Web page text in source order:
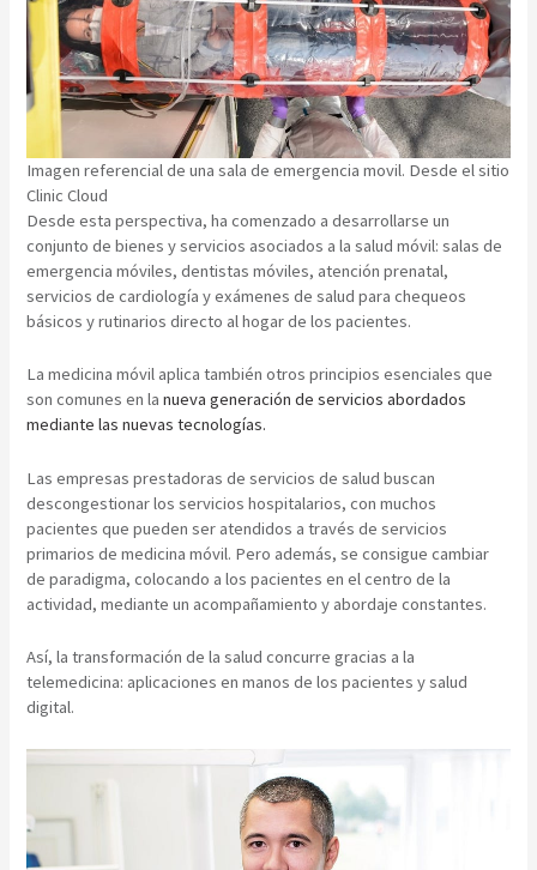
Imagen referencial de una sala de emergencia movil. Desde el sitio
Clinic Cloud
Desde esta perspectiva, ha comenzado a desarrollarse un
conjunto de bienes y servicios asociados a la salud móvil: salas de
emergencia móviles, dentistas móviles, atención prenatal,
servicios de cardiología y exámenes de salud para chequeos
básicos y rutinarios directo al hogar de los pacientes.
La medicina móvil aplica también otros principios esenciales que
son comunes en lanueva generación de servicios abordados
mediante las nuevas tecnologías.
Las empresas prestadoras de servicios de salud buscan
descongestionar los servicios hospitalarios, con muchos
pacientes que pueden ser atendidos a través de servicios
primarios de medicina móvil. Pero además, se consigue cambiar
de paradigma, colocando a los pacientes en el centro de la
actividad, mediante un acompañamiento y abordaje constantes.
Así, la transformación de la salud concurre gracias a la
telemedicina: aplicaciones en manos de los pacientes y salud
digital.